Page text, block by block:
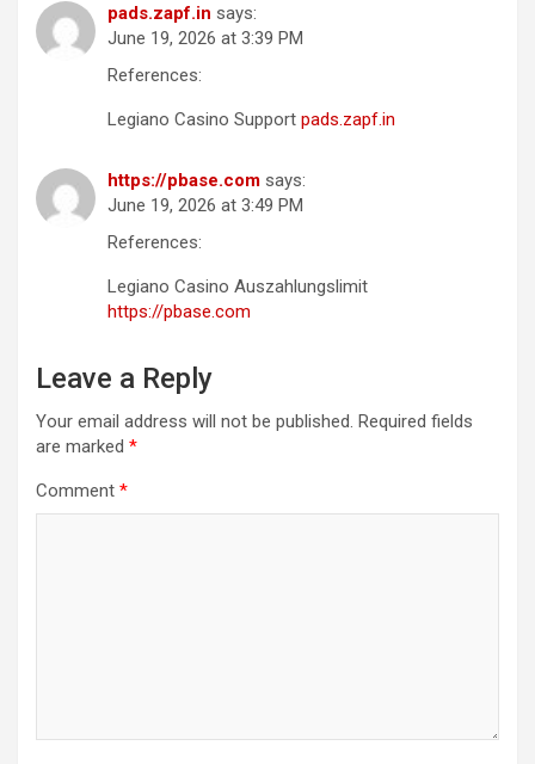
pads.zapf.in says:
June 19, 2026 at 3:39 PM
References:
Legiano Casino Support pads.zapf.in
https://pbase.com says:
June 19, 2026 at 3:49 PM
References:
Legiano Casino Auszahlungslimit
https://pbase.com
Leave a Reply
Your email address will not be published. Required fields
are marked *
Comment *